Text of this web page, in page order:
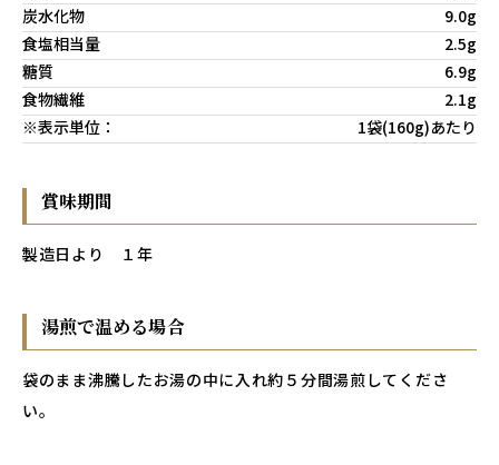
炭水化物
9.0g
食塩相当量
2.5g
糖質
6.9g
食物繊維
2.1g
※表示単位：
1袋(160g)あたり
賞味期間
製造日より １年
湯煎で温める場合
袋のまま沸騰したお湯の中に入れ約５分間湯煎してくださ
い。